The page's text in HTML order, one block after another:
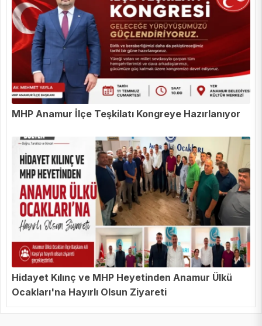
MHP Anamur İlçe Teşkilatı Kongreye Hazırlanıyor
Hidayet Kılınç ve MHP Heyetinden Anamur Ülkü
Ocakları'na Hayırlı Olsun Ziyareti